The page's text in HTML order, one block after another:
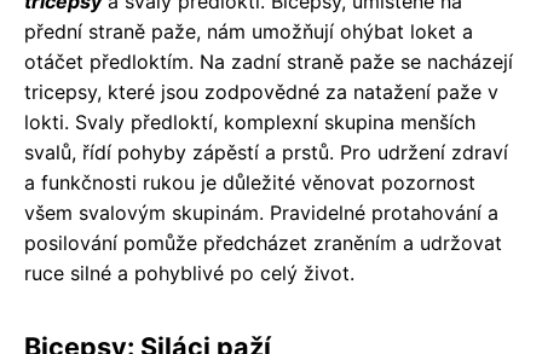
přední straně paže, nám umožňují ohýbat loket a
otáčet předloktím. Na zadní straně paže se nacházejí
tricepsy, které jsou zodpovědné za natažení paže v
lokti. Svaly předloktí, komplexní skupina menších
svalů, řídí pohyby zápěstí a prstů. Pro udržení zdraví
a funkčnosti rukou je důležité věnovat pozornost
všem svalovým skupinám. Pravidelné protahování a
posilování pomůže předcházet zraněním a udržovat
ruce silné a pohyblivé po celý život.
Bicepsy: Siláci paží